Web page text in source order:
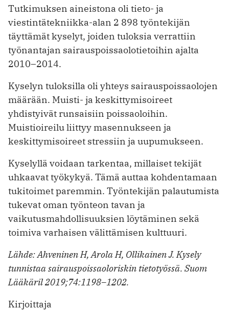
Tutkimuksen aineistona oli tieto- ja
viestintätekniikka-alan 2 898 työntekijän
täyttämät kyselyt, joiden tuloksia verrattiin
työnantajan sairauspoissaolotietoihin ajalta
2010–2014.
Kyselyn tuloksilla oli yhteys sairauspoissaolojen
määrään. Muisti- ja keskittymisoireet
yhdistyivät runsaisiin poissaoloihin.
Muistioireilu liittyy masennukseen ja
keskittymisoireet stressiin ja uupumukseen.
Kyselyllä voidaan tarkentaa, millaiset tekijät
uhkaavat työkykyä. Tämä auttaa kohdentamaan
tukitoimet paremmin. Työntekijän palautumista
tukevat oman työnteon tavan ja
vaikutusmahdollisuuksien löytäminen sekä
toimiva varhaisen välittämisen kulttuuri.
Lähde: Ahveninen H, Arola H, Ollikainen J. Kysely
tunnistaa sairauspoissaoloriskin tietotyössä. Suom
Lääkäril 2019;74:1198–1202.
Kirjoittaja